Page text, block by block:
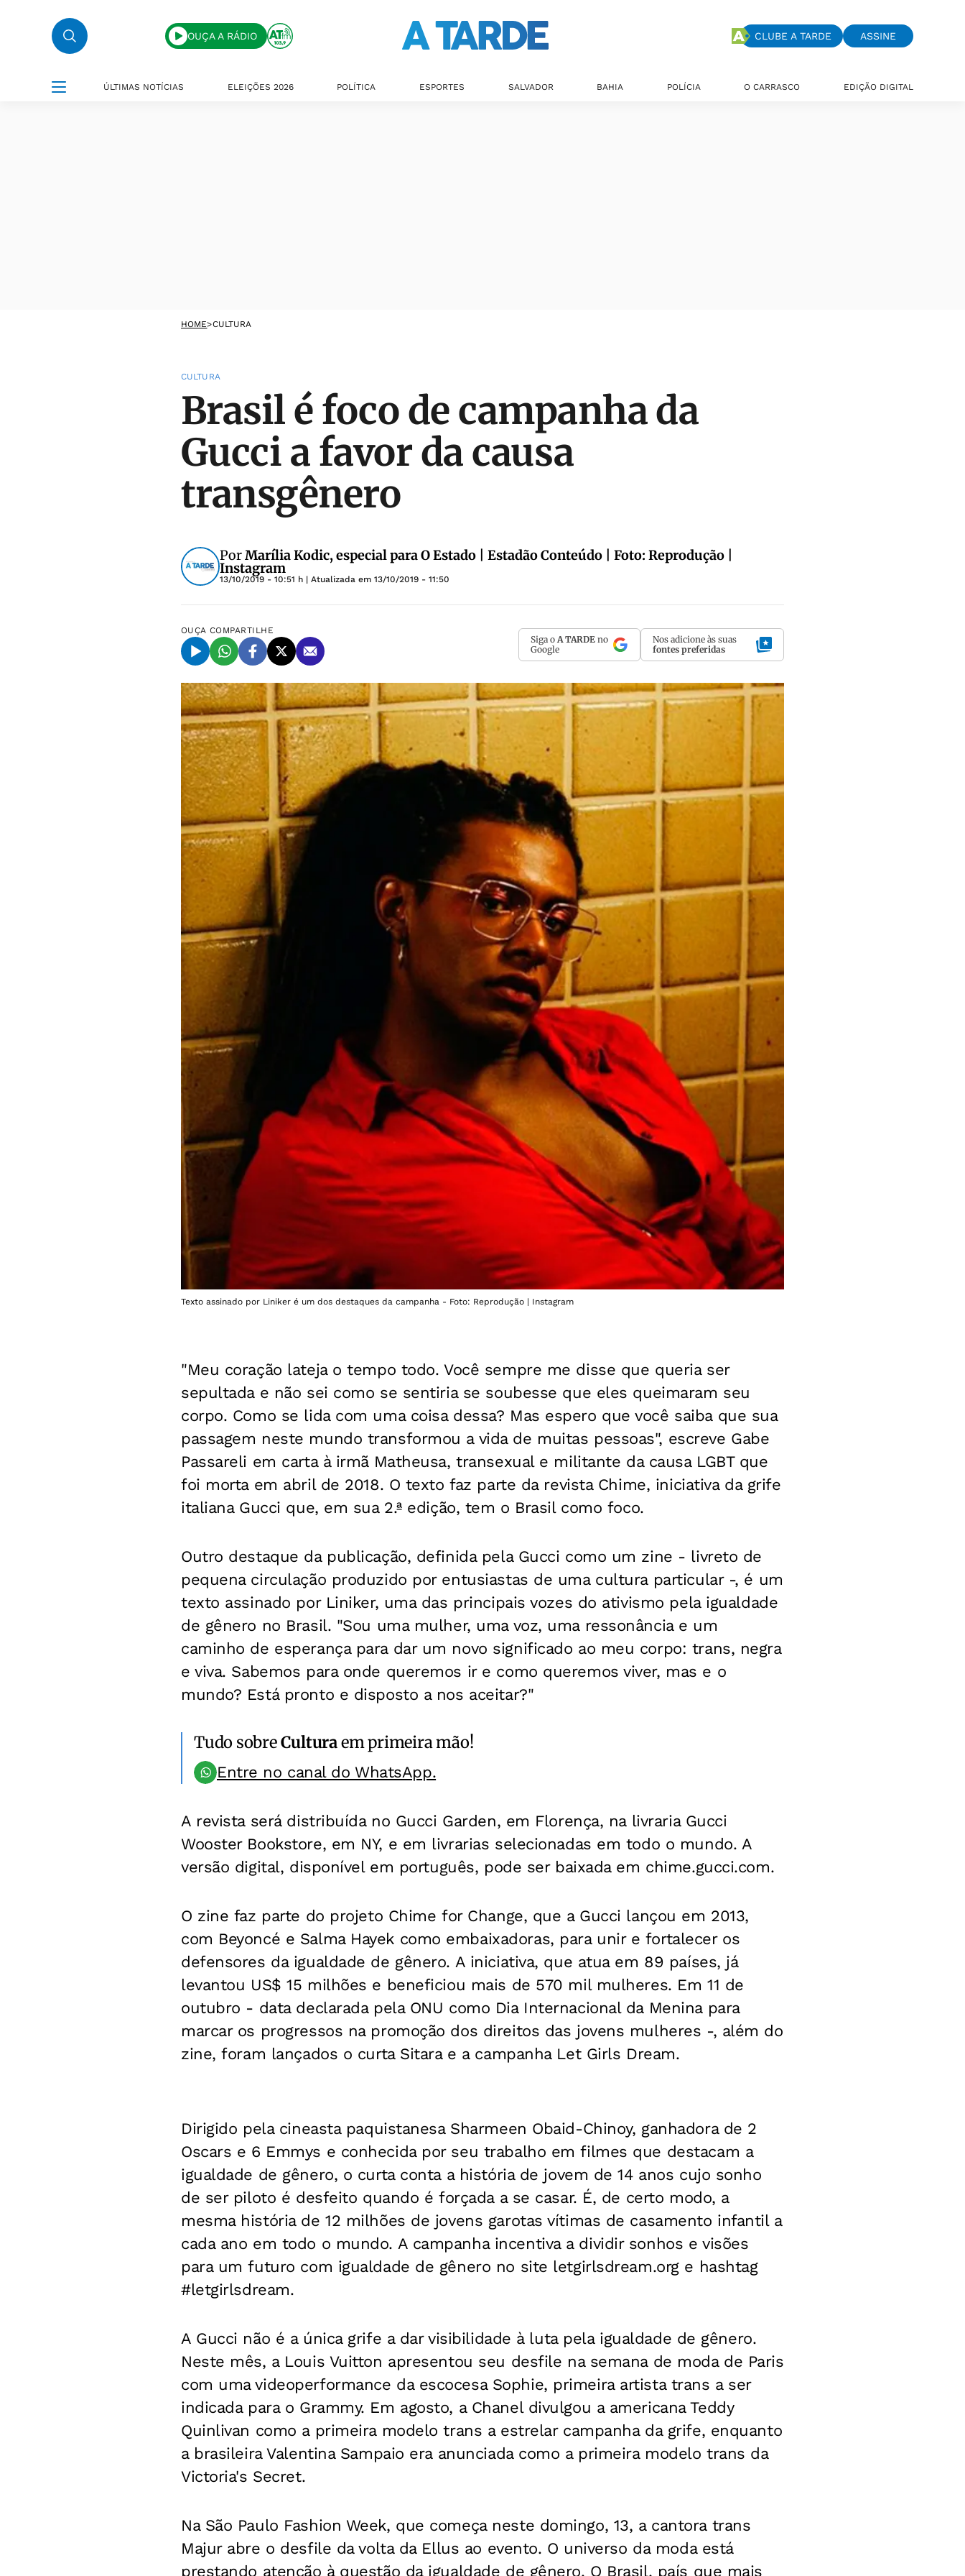
OUÇA A RÁDIO CLUBE A TARDE ASSINE
ÚLTIMAS NOTÍCIAS ELEIÇÕES 2026 POLÍTICA ESPORTES SALVADOR BAHIA POLÍCIA O CARRASCO EDIÇÃO DIGITAL
HOME>CULTURA
CULTURA
Brasil é foco de campanha da
Gucci a favor da causa
transgênero
PorMarília Kodic, especial para O Estado | Estadão Conteúdo | Foto: Reprodução |
Instagram
13/10/2019 - 10:51 h | Atualizada em 13/10/2019 - 11:50
OUÇA COMPARTILHE
Siga o A TARDE no
Google
Nos adicione às suas
fontes preferidas
Texto assinado por Liniker é um dos destaques da campanha - Foto: Reprodução | Instagram
"Meu coração lateja o tempo todo. Você sempre me disse que queria ser
sepultada e não sei como se sentiria se soubesse que eles queimaram seu
corpo. Como se lida com uma coisa dessa? Mas espero que você saiba que sua
passagem neste mundo transformou a vida de muitas pessoas", escreve Gabe
Passareli em carta à irmã Matheusa, transexual e militante da causa LGBT que
foi morta em abril de 2018. O texto faz parte da revista Chime, iniciativa da grife
italiana Gucci que, em sua 2.ª edição, tem o Brasil como foco.
Outro destaque da publicação, definida pela Gucci como um zine - livreto de
pequena circulação produzido por entusiastas de uma cultura particular -, é um
texto assinado por Liniker, uma das principais vozes do ativismo pela igualdade
de gênero no Brasil. "Sou uma mulher, uma voz, uma ressonância e um
caminho de esperança para dar um novo significado ao meu corpo: trans, negra
e viva. Sabemos para onde queremos ir e como queremos viver, mas e o
mundo? Está pronto e disposto a nos aceitar?"
Tudo sobreCulturaem primeira mão!
Entre no canal do WhatsApp.
A revista será distribuída no Gucci Garden, em Florença, na livraria Gucci
Wooster Bookstore, em NY, e em livrarias selecionadas em todo o mundo. A
versão digital, disponível em português, pode ser baixada em chime.gucci.com.
O zine faz parte do projeto Chime for Change, que a Gucci lançou em 2013,
com Beyoncé e Salma Hayek como embaixadoras, para unir e fortalecer os
defensores da igualdade de gênero. A iniciativa, que atua em 89 países, já
levantou US$ 15 milhões e beneficiou mais de 570 mil mulheres. Em 11 de
outubro - data declarada pela ONU como Dia Internacional da Menina para
marcar os progressos na promoção dos direitos das jovens mulheres -, além do
zine, foram lançados o curta Sitara e a campanha Let Girls Dream.
Dirigido pela cineasta paquistanesa Sharmeen Obaid-Chinoy, ganhadora de 2
Oscars e 6 Emmys e conhecida por seu trabalho em filmes que destacam a
igualdade de gênero, o curta conta a história de jovem de 14 anos cujo sonho
de ser piloto é desfeito quando é forçada a se casar. É, de certo modo, a
mesma história de 12 milhões de jovens garotas vítimas de casamento infantil a
cada ano em todo o mundo. A campanha incentiva a dividir sonhos e visões
para um futuro com igualdade de gênero no site letgirlsdream.org e hashtag
#letgirlsdream.
A Gucci não é a única grife a dar visibilidade à luta pela igualdade de gênero.
Neste mês, a Louis Vuitton apresentou seu desfile na semana de moda de Paris
com uma videoperformance da escocesa Sophie, primeira artista trans a ser
indicada para o Grammy. Em agosto, a Chanel divulgou a americana Teddy
Quinlivan como a primeira modelo trans a estrelar campanha da grife, enquanto
a brasileira Valentina Sampaio era anunciada como a primeira modelo trans da
Victoria's Secret.
Na São Paulo Fashion Week, que começa neste domingo, 13, a cantora trans
Majur abre o desfile da volta da Ellus ao evento. O universo da moda está
prestando atenção à questão da igualdade de gênero. O Brasil, país que mais